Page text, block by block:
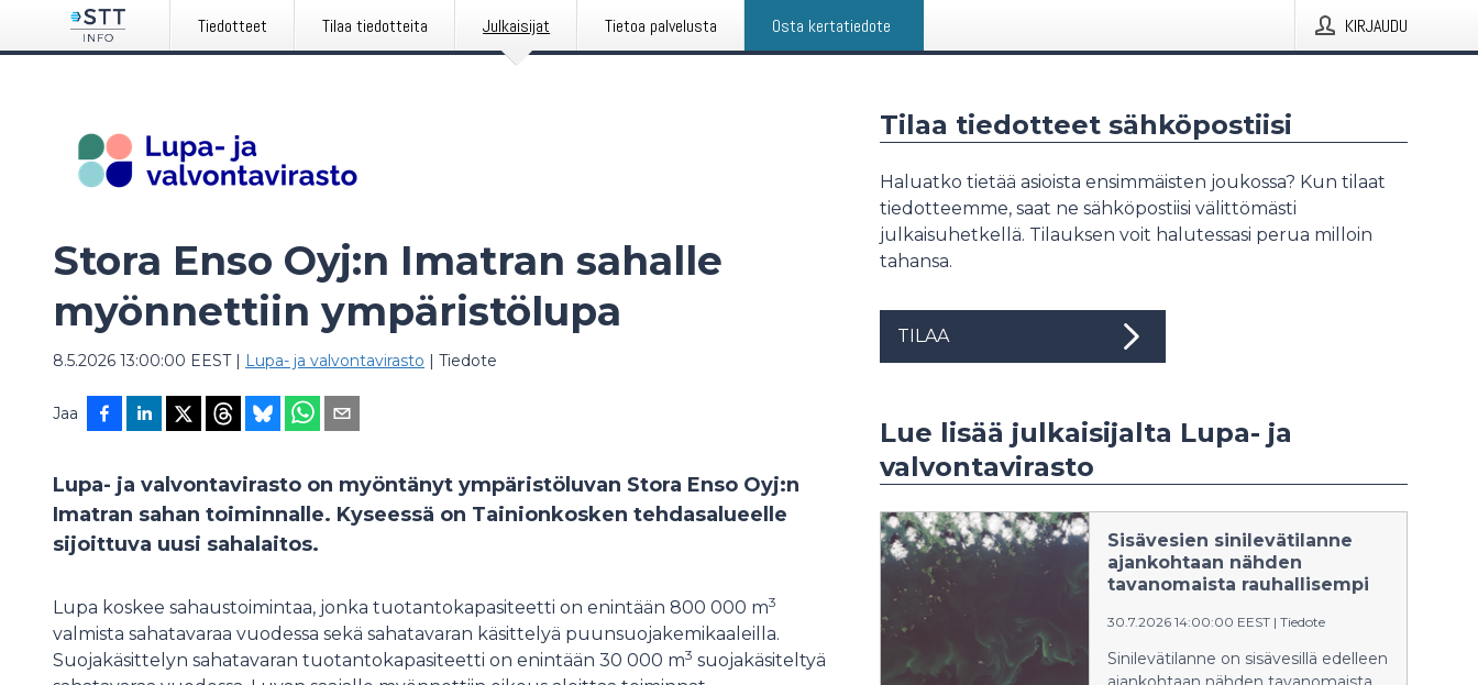
Tiedotteet Tilaa tiedotteita Julkaisijat Tietoa palvelusta Osta kertatiedote KIRJAUDU
Stora Enso Oyj:n Imatran sahalle
myönnettiin ympäristölupa
8.5.2026 13:00:00 EEST| Lupa- ja valvontavirasto | Tiedote
Jaa
Lupa- ja valvontavirasto on myöntänyt ympäristöluvan Stora Enso Oyj:n
Imatran sahan toiminnalle. Kyseessä on Tainionkosken tehdasalueelle
sijoittuva uusi sahalaitos.
Lupa koskee sahaustoimintaa, jonka tuotantokapasiteetti on enintään 800 000 m3
valmista sahatavaraa vuodessa sekä sahatavaran käsittelyä puunsuojakemikaaleilla.
Suojakäsittelyn sahatavaran tuotantokapasiteetti on enintään 30 000 m3 suojakäsiteltyä
Tilaa tiedotteet sähköpostiisi
Haluatko tietää asioista ensimmäisten joukossa? Kun tilaat
tiedotteemme, saat ne sähköpostiisi välittömästi
julkaisuhetkellä. Tilauksen voit halutessasi perua milloin
tahansa.
TILAA
Lue lisää julkaisijalta Lupa- ja
valvontavirasto
Sisävesien sinilevätilanne
ajankohtaan nähden
tavanomaista rauhallisempi
30.7.2026 14:00:00 EEST | Tiedote
Sinilevätilanne on sisävesillä edelleen